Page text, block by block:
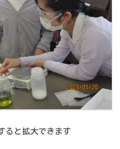
ると拡大できます